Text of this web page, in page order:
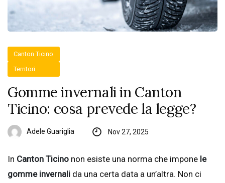
Canton Ticino
Territori
Gomme invernali in Canton
Ticino: cosa prevede la legge?
Adele Guariglia Nov 27, 2025
In Canton Ticino non esiste una norma che impone le
gomme invernali da una certa data a un’altra. Non ci